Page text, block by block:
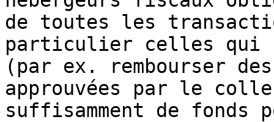
de toutes les
particulier celles qui
(par ex. rembourser
approuvées par le
suffisamment de fonds